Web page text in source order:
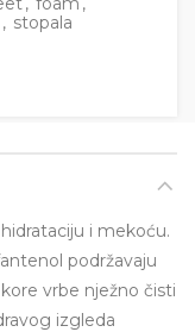
, stopala
i mekoću.
podržavaju
vrbe nježno čisti
izgleda